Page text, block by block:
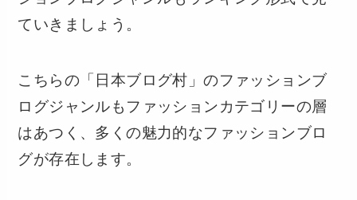
ていきましょう。
こちらの「日本ブログ村」のファッションブ
ログジャンルもファッションカテゴリーの層
はあつく、多くの魅力的なファッションブロ
グが存在します。